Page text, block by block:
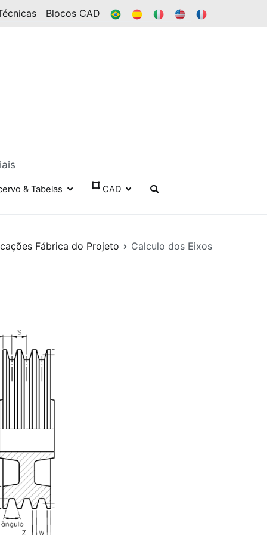
Blocos CAD BR ES EN
& Tabelas CAD
Fábrica do Projeto Calculo dos Eixos